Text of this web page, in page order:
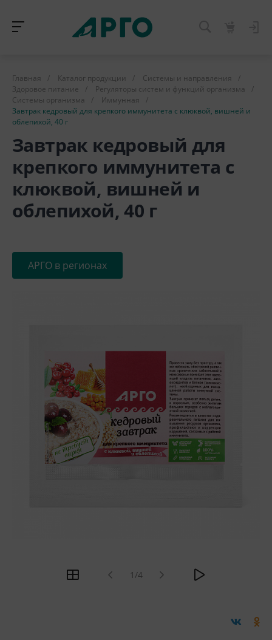
Главная / Каталог продукции / Системы и направления
/
Здоровое питание
/ Регуляторы систем и функций организма
/
Системы организма
/ Иммунная
/
Завтрак кедровый для крепкого иммунитета с клюквой, вишней и
облепихой, 40 г
Завтрак кедровый для
крепкого иммунитета с
клюквой, вишней и
облепихой, 40 г
АРГО в регионах
1/4